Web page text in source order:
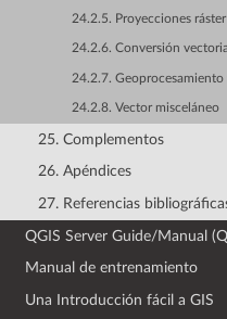
24.2.5. Proyecciones ráster
24.2.6. Conversión
24.2.7. Geoprocesamiento
24.2.8. Vector misceláneo
25. Complementos
26. Apéndices
27. Referencias
QGIS Server Guide/Manual
Manual de entrenamiento
Una Introducción fácil a GIS